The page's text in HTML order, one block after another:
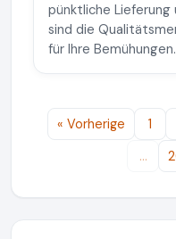
pünktliche
sind die
für Ihre
« Vorherige 1
…